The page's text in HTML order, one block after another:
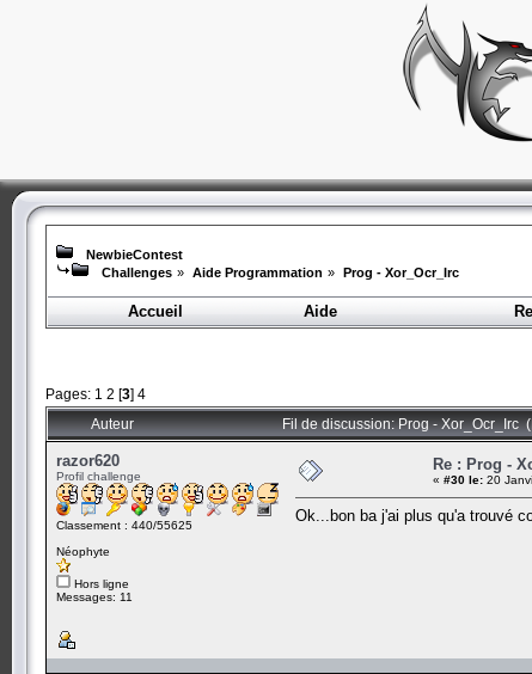
NewbieContest
Challenges » Aide Programmation » Prog - Xor_Ocr_Irc
Accueil
Aide
Pages: 1 2 [3] 4
Auteur Fil de discussion: Prog - Xor_Ocr_Irc
razor620
Profil challenge
Classement : 440/55625
Néophyte
Hors ligne
Messages: 11
Re : Prog -
« #30 le: 20
Ok...bon ba j'ai plus qu'a trouvé